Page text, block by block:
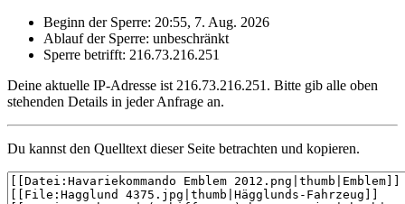
Beginn der Sperre: 20:55, 7. Aug. 2026
Ablauf der Sperre: unbeschränkt
Sperre betrifft: 216.73.216.251
Deine aktuelle IP-Adresse ist 216.73.216.251. Bitte gib alle oben
stehenden Details in jeder Anfrage an.
Du kannst den Quelltext dieser Seite betrachten und kopieren.